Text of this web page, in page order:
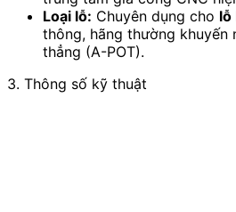
Loại lỗ: Chuyên dụng cho lỗ
thông, hãng thường khuyến
thẳng (A-POT).
3. Thông số kỹ thuật